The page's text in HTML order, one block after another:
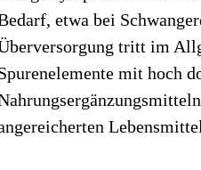
etwa bei
tritt im
mit hoch